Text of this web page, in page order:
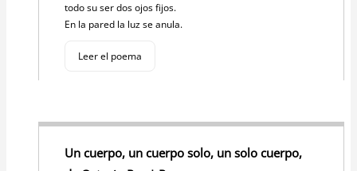
todo su ser dos ojos fijos.
En la pared la luz se anula.
Leer el poema
Un cuerpo, un cuerpo solo, un solo cuerpo,